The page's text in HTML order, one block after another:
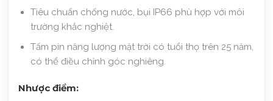
Tiêu chuẩn chống nước, bụi IP66 phù hợp với môi
trường khắc nghiệt.
Tấm pin năng lượng mặt trời có tuổi thọ trên 25 năm,
có thể điều chỉnh góc nghiêng.
Nhược điểm: